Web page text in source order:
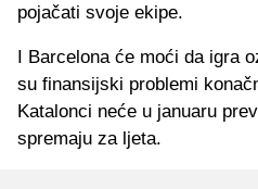
pojačati svoje ekipe.
I Barcelona će moći da igra
su finansijski problemi
Katalonci neće u januaru
spremaju za ljeta.